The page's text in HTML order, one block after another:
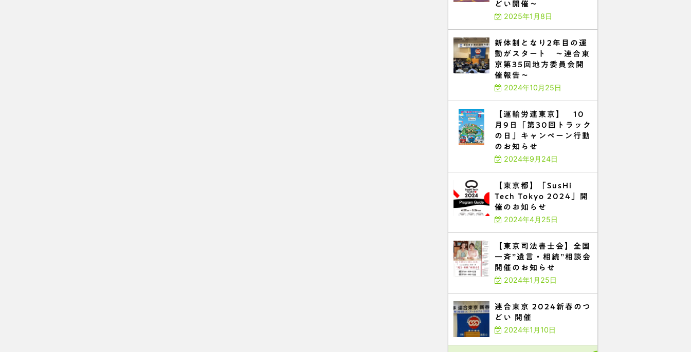
どい開催～
2025年1月8日
新体制となり2年目の運
動がスタート ～連合東
京第35回地方委員会開
催報告～
2024年10月25日
【運輸労連東京】 10
月9日「第30回トラック
の日」キャンペーン行動
のお知らせ
2024年9月24日
【東京都】「SusHi
Tech Tokyo 2024」開
催のお知らせ
2024年4月25日
【東京司法書士会】全国
一斉”遺言・相続”相談会
開催のお知らせ
2024年1月25日
連合東京 2024新春のつ
どい 開催
2024年1月10日